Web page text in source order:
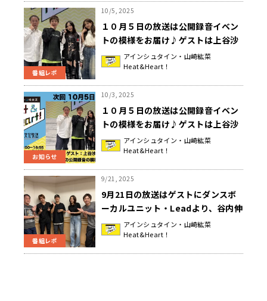
番組レポ
10/5, 2025
１０月５日の放送は公開録音イベン
トの模様をお届け♪ゲストは上谷沙
弥さんが登場！公式の掛け声が決
定！？『アインシュタイン・山崎紘
アインシュタイン・山崎紘菜
Heat&Heart！
お知らせ
10/3, 2025
１０月５日の放送は公開録音イベン
トの模様をお届け♪ゲストは上谷沙
弥さんが登場！『アインシュタイ
ン・山崎紘菜 Heat&Heart!』
アインシュタイン・山崎紘菜
Heat&Heart！
番組レポ
9/21, 2025
9月21日の放送はゲストにダンスボ
ーカルユニット・Leadより、谷内伸
也さんと鍵本輝 さんが登場！特別企
画『同じこと答えて！&REPRISE』
アインシュタイン・山崎紘菜
Heat&Heart！